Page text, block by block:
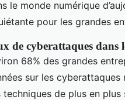
le monde numérique
pour les grandes
de cyberattaques dans
68% des grandes
sur les
techniques de plus en